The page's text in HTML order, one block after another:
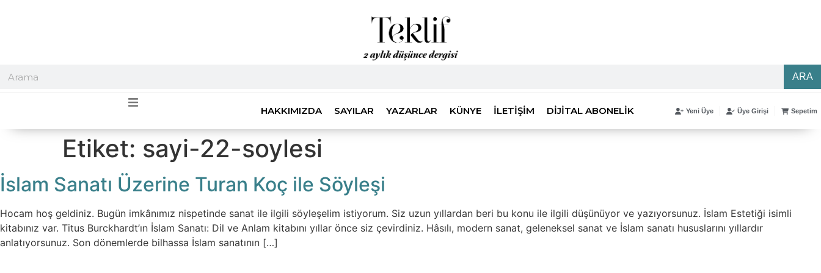
ARA
HAKKIMIZDA SAYILAR YAZARLAR KÜNYE İLETIŞIM DIJITAL ABONELIK Yeni Üye Üye Girişi Sepetim
Etiket: sayi-22-soylesi
İslam Sanatı Üzerine Turan Koç ile Söyleşi
Hocam hoş geldiniz. Bugün imkânımız nispetinde sanat ile ilgili söyleşelim istiyorum. Siz uzun yıllardan beri bu konu ile ilgili düşünüyor ve yazıyorsunuz. İslam Estetiği isimli
kitabınız var. Titus Burckhardt’ın İslam Sanatı: Dil ve Anlam kitabını yıllar önce siz çevirdiniz. Hâsılı, modern sanat, geleneksel sanat ve İslam sanatı hususlarını yıllardır
anlatıyorsunuz. Son dönemlerde bilhassa İslam sanatının […]